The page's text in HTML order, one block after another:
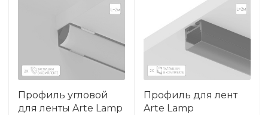
Профиль угловой
для ленты Arte Lamp
Профиль для лент
Arte Lamp